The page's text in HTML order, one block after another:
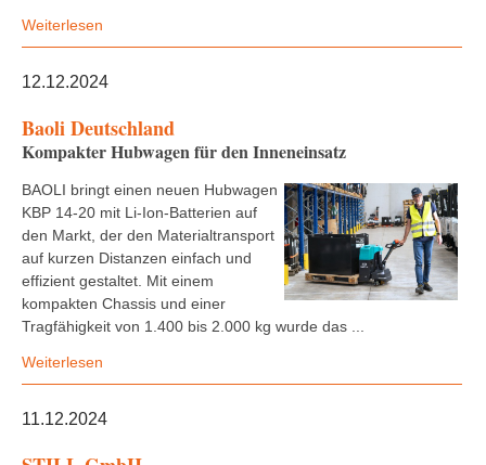
Weiterlesen
12.12.2024
Baoli Deutschland
Kompakter Hubwagen für den Inneneinsatz
BAOLI bringt einen neuen Hubwagen
KBP 14-20 mit Li-Ion-Batterien auf
den Markt, der den Materialtransport
auf kurzen Distanzen einfach und
effizient gestaltet. Mit einem
kompakten Chassis und einer
Tragfähigkeit von 1.400 bis 2.000 kg wurde das ...
Weiterlesen
11.12.2024